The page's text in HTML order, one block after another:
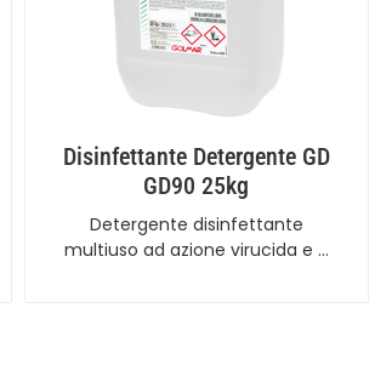
Disinfettante Detergente GD
GD90 25kg
Detergente disinfettante
multiuso ad azione virucida e …